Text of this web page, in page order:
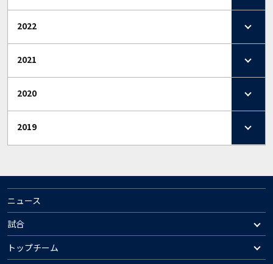
2022
2021
2020
2019
ニュース
試合
トップチーム